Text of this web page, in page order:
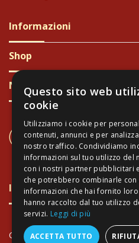
Informazioni
Shop
Newsletter
CONTATTACI
+39 337
Imballaggio verde e sicuro
Copyright Arte Toscana© - P.IVA
Questo sito web
cookie
Utilizziamo i cookie per
contenuti, annunci e per
nostro traffico. Condividiamo
informazioni sul tuo utilizzo del
con i nostri partner pubblicitari
che potrebbero combinarle con
informazioni che hai fornito loro
hanno raccolto dal tuo utilizzo
servizi. Leggi di più
ACCETTA TUTTO